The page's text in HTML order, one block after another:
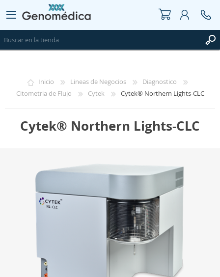
INICIAR SESIÓN
Inicio Lineas de Negocios
Diagnostico
Citometria de Flujo
Cytek Cytek® Northern Lights-CLC
Cytek® Northern Lights-CLC